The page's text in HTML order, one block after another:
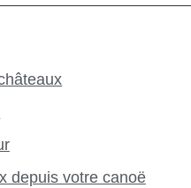
depuis votre canoë